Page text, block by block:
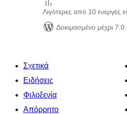
Λιγότερες από 10 ενεργές
Δοκιμασμένο μέχρι
Σχετικά
Ειδήσεις
Φιλοξενία
Απόρρητο